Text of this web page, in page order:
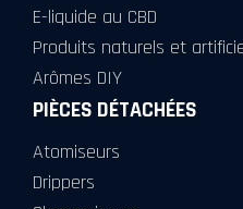
E-liquide au CBD
Produits naturels et
Arômes DIY
PIÈCES DÉTACHÉES
Atomiseurs
Drippers